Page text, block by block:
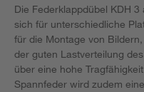
Die Federklappdübel KDH
sich für unterschiedliche
für die Montage von
der guten Lastverteilung
über eine hohe
Spannfeder wird zudem